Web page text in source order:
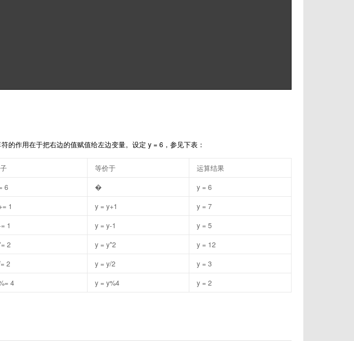
的作用在于把右边的值赋值给左边变量。设定 y = 6，参见下表：
等价于
运算结果
6 �
y = 6
1 y = y+1
y = 7
1 y = y-1
y = 5
2 y = y*2
y = 12
2 y = y/2
y = 3
4 y = y%4 y = 2